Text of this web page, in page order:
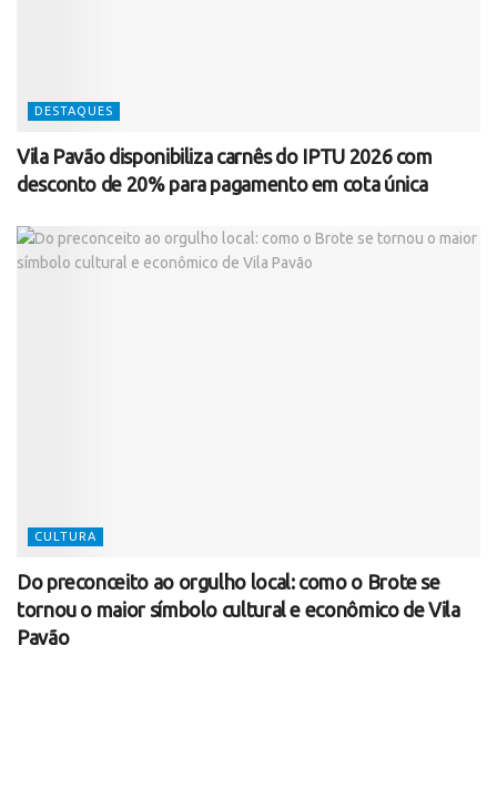
DESTAQUES
Vila Pavão disponibiliza carnês do IPTU 2026 com
desconto de 20% para pagamento em cota única
CULTURA
Do preconceito ao orgulho local: como o Brote se
tornou o maior símbolo cultural e econômico de Vila
Pavão